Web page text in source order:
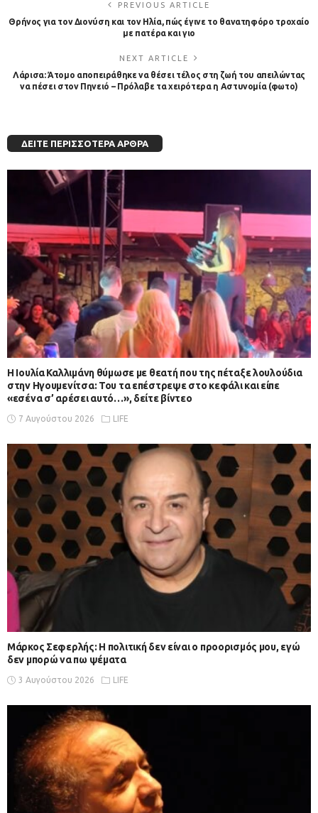
PREVIOUS ARTICLE
Θρήνος για τον Διονύση και τον Ηλία, πώς έγινε το θανατηφόρο τροχαίο
με πατέρα και γιο
NEXT ARTICLE
Λάρισα: Άτομο αποπειράθηκε να θέσει τέλος στη ζωή του απειλώντας
να πέσει στον Πηνειό – Πρόλαβε τα χειρότερα η Αστυνομία (φωτο)
ΔΕΊΤΕ ΠΕΡΙΣΣΌΤΕΡΑ ΆΡΘΡΑ
Η Ιουλία Καλλιμάνη θύμωσε με θεατή που της πέταξε λουλούδια
στην Ηγουμενίτσα: Του τα επέστρεψε στο κεφάλι και είπε
«εσένα σ’ αρέσει αυτό…», δείτε βίντεο
7 Αυγούστου 2026 LIFE
Μάρκος Σεφερλής: Η πολιτική δεν είναι ο προορισμός μου, εγώ
δεν μπορώ να πω ψέματα
3 Αυγούστου 2026 LIFE